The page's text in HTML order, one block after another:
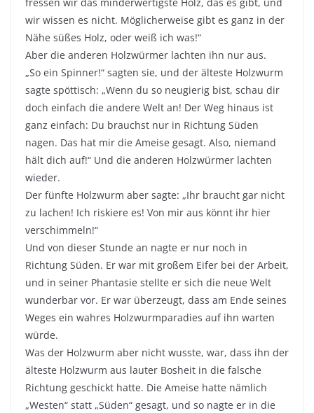
wir wissen es nicht. Möglicherweise gibt es ganz in der
Nähe süßes Holz, oder weiß ich was!“
Aber die anderen Holzwürmer lachten ihn nur aus.
„So ein Spinner!“ sagten sie, und der älteste Holzwurm
sagte spöttisch: „Wenn du so neugierig bist, schau dir
doch einfach die andere Welt an! Der Weg hinaus ist
ganz einfach: Du brauchst nur in Richtung Süden
nagen. Das hat mir die Ameise gesagt. Also, niemand
hält dich auf!“ Und die anderen Holzwürmer lachten
wieder.
Der fünfte Holzwurm aber sagte: „Ihr braucht gar nicht
zu lachen! Ich riskiere es! Von mir aus könnt ihr hier
verschimmeln!“
Und von dieser Stunde an nagte er nur noch in
Richtung Süden. Er war mit großem Eifer bei der Arbeit,
und in seiner Phantasie stellte er sich die neue Welt
wunderbar vor. Er war überzeugt, dass am Ende seines
Weges ein wahres Holzwurmparadies auf ihn warten
würde.
Was der Holzwurm aber nicht wusste, war, dass ihn der
älteste Holzwurm aus lauter Bosheit in die falsche
Richtung geschickt hatte. Die Ameise hatte nämlich
„Westen“ statt „Süden“ gesagt, und so nagte er in die